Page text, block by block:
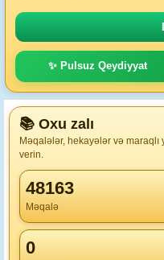
✨ Pulsuz Qeydiyyat
📚 Oxu zalı
Məqalələr, hekayələr və maraqlı
verin.
48163
Məqalə
0